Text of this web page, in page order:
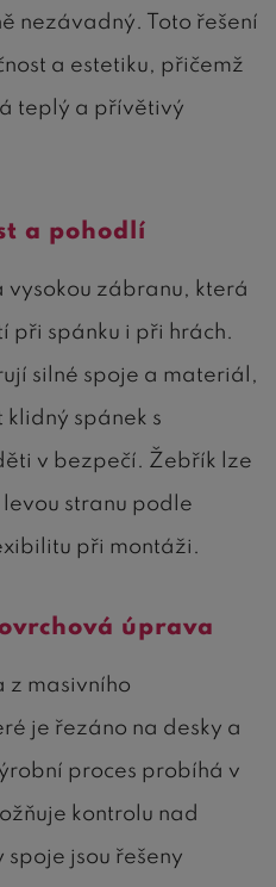
nezávadný. Toto řešení
a estetiku, přičemž
teplý a přívětivý
a pohodlí
vysokou zábranu, která
při spánku i při hrách.
silné spoje a materiál,
spánek s
v bezpečí. Žebřík lze
stranu podle
při montáži.
úprava
z masivního
je řezáno na desky a
proces probíhá v
kontrolu nad
spoje jsou řešeny